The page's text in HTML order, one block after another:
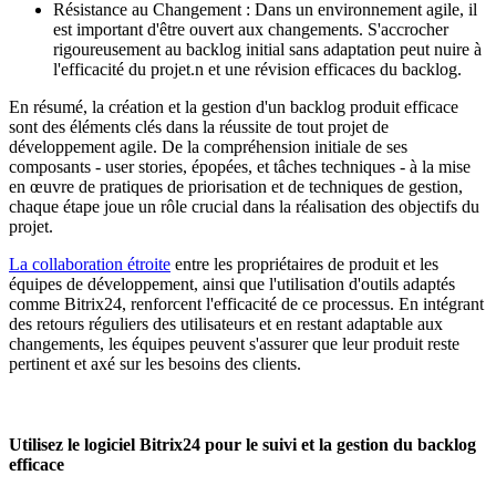
Résistance au Changement : Dans un environnement agile, il
est important d'être ouvert aux changements. S'accrocher
rigoureusement au backlog initial sans adaptation peut nuire à
l'efficacité du projet.n et une révision efficaces du backlog.
En résumé, la création et la gestion d'un backlog produit efficace
sont des éléments clés dans la réussite de tout projet de
développement agile. De la compréhension initiale de ses
composants - user stories, épopées, et tâches techniques - à la mise
en œuvre de pratiques de priorisation et de techniques de gestion,
chaque étape joue un rôle crucial dans la réalisation des objectifs du
projet.
La collaboration étroite entre les propriétaires de produit et les
équipes de développement, ainsi que l'utilisation d'outils adaptés
comme Bitrix24, renforcent l'efficacité de ce processus. En intégrant
des retours réguliers des utilisateurs et en restant adaptable aux
changements, les équipes peuvent s'assurer que leur produit reste
pertinent et axé sur les besoins des clients.
Utilisez le logiciel Bitrix24 pour le suivi et la gestion du backlog
efficace